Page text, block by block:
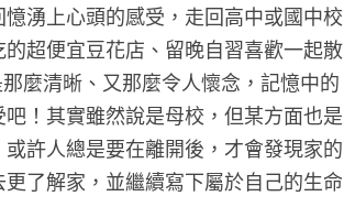
湧上心頭的感受，走回高中或國中校
超便宜豆花店、留晚自習喜歡一起散
麼清晰、又那麼令人懷念，記憶中的
！其實雖然說是母校，但某方面也是
許人總是要在離開後，才會發現家的
了解家，並繼續寫下屬於自己的生命